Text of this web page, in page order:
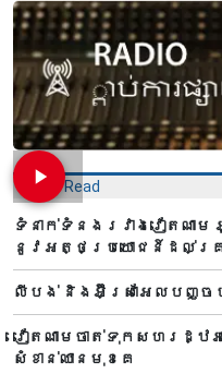
Most Read
ទំនាក់ទំនងរវាងវៀតណាម
នូវអត្ថប្រយោជន៍ដល់គ្រ
លីបង់ និងអ៊ីស្រាអែលបញ្ច
វៀតណាមចាត់ទុកសហរដ្ឋអ
សំខាន់ឈានមុខគេ